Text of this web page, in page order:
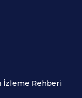
İzleme Rehberi